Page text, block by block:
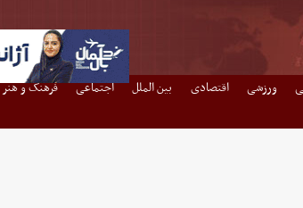
ورزشی اقتصادی بین الملل اجتماعی فرهنگ و هنر